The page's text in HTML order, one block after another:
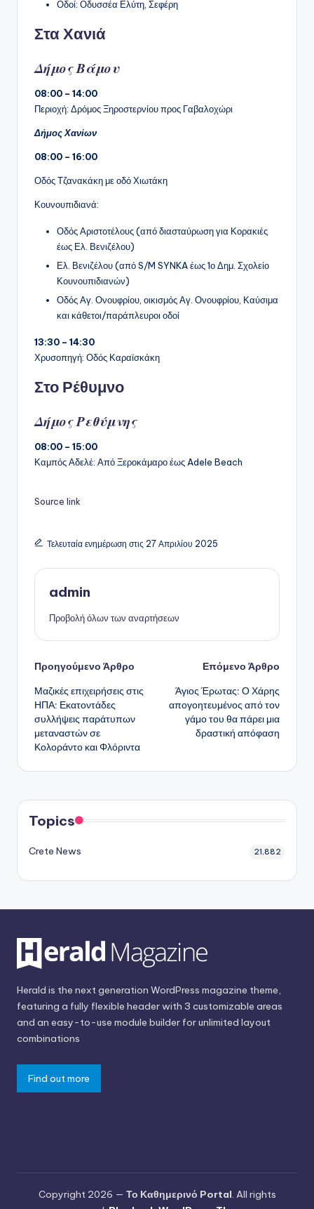
Οδοί: Οδυσσέα Ελύτη, Σεφέρη
Στα Χανιά
Δήμος Βάμου
08:00 – 14:00
Περιοχή: Δρόμος Ξηροστερνίου προς Γαβαλοχώρι
Δήμος Χανίων
08:00 – 16:00
Οδός Τζανακάκη με οδό Χιωτάκη
Κουνουπιδιανά:
Οδός Αριστοτέλους (από διασταύρωση για Κορακιές
έως Ελ. Βενιζέλου)
Ελ. Βενιζέλου (από S/M SYNKA έως 1ο Δημ. Σχολείο
Κουνουπιδιανών)
Οδός Αγ. Ονουφρίου, οικισμός Αγ. Ονουφρίου, Καύσιμα
και κάθετοι/παράπλευροι οδοί
13:30 – 14:30
Χρυσοπηγή: Οδός Καραϊσκάκη
Στο Ρέθυμνο
Δήμος Ρεθύμνης
08:00 – 15:00
Καμπός Αδελέ: Από Ξεροκάμαρο έως Adele Beach
Source link
Τελευταία ενημέρωση στις 27 Απριλίου 2025
admin
Προβολή όλων των αναρτήσεων
Πλοήγηση
δημοσιεύσεων
Προηγούμενο Άρθρο
Μαζικές επιχειρήσεις στις
ΗΠΑ: Εκατοντάδες
συλλήψεις παράτυπων
μεταναστών σε
Κολοράντο και Φλόριντα
Επόμενο Άρθρο
Άγιος Έρωτας: Ο Χάρης
απογοητευμένος από τον
γάμο του θα πάρει μια
δραστική απόφαση
Topics
Crete News 21,882
Herald is the next generation WordPress magazine theme,
featuring a fully flexible header with 3 customizable areas
and an easy-to-use module builder for unlimited layout
combinations
Find out more
Copyright 2026 — Το Καθημερινό Portal. All rights